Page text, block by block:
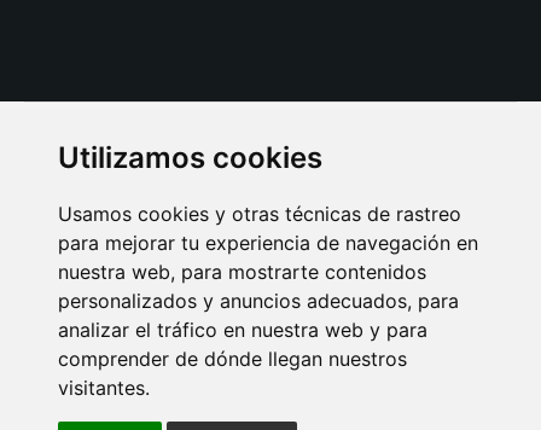
Utilizamos cookies
Usamos cookies y otras técnicas de rastreo
para mejorar tu experiencia de navegación en
nuestra web, para mostrarte contenidos
personalizados y anuncios adecuados, para
analizar el tráfico en nuestra web y para
comprender de dónde llegan nuestros
visitantes.
AVISO LEGAL POLITICA DE COOKIES
POLITICA DE PRIVACIDAD
PUBLICIDAD EN LA REVISTA QUÉ LEER
SORTEO-PREESTRENOS
SUSCRIPCIONES